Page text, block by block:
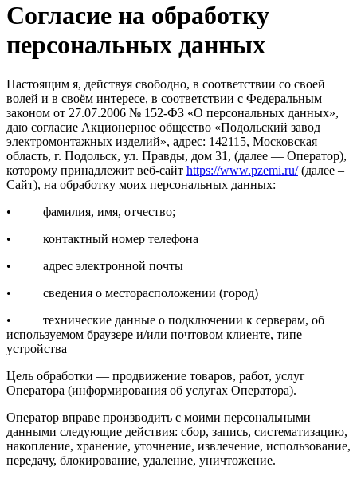
Согласие на обработку
персональных данных
Настоящим я, действуя свободно, в соответствии со своей
волей и в своём интересе, в соответствии с Федеральным
законом от 27.07.2006 № 152-ФЗ «О персональных данных»,
даю согласие Акционерное общество «Подольский завод
электромонтажных изделий», адрес: 142115, Московская
область, г. Подольск, ул. Правды, дом 31, (далее — Оператор),
которому принадлежит веб-сайт https://www.pzemi.ru/(далее –
Сайт), на обработку моих персональных данных:
• фамилия, имя, отчество;
• контактный номер телефона
• адрес электронной почты
• сведения о месторасположении (город)
• технические данные о подключении к серверам, об
используемом браузере и/или почтовом клиенте, типе
устройства
Цель обработки — продвижение товаров, работ, услуг
Оператора (информирования об услугах Оператора).
Оператор вправе производить с моими персональными
данными следующие действия: сбор, запись, систематизацию,
накопление, хранение, уточнение, извлечение, использование,
передачу, блокирование, удаление, уничтожение.